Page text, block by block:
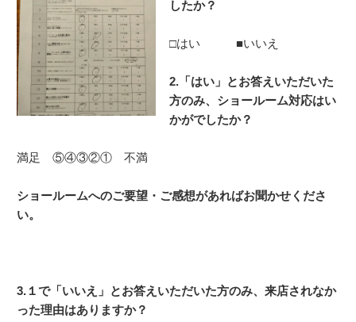
したか？
□はい ■いいえ
2.「はい」とお答えいただいた
方のみ、 ショールーム対応はい
かがでしたか？
満足 ⑤④③②① 不満
ショールームへのご要望・ご感想があればお聞かせくださ
い。
3.１で「いいえ」とお答えいただいた方のみ、来店されなか
った理由はありますか？